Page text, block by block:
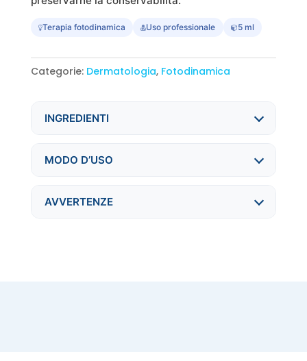
Terapia fotodinamica Uso professionale 5 ml
Categorie: Dermatologia, Fotodinamica
INGREDIENTI
MODO D’USO
AVVERTENZE